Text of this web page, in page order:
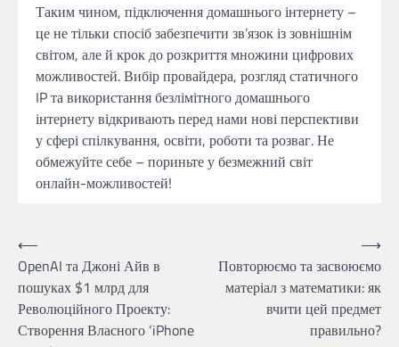
Таким чином, підключення домашнього інтернету –
це не тільки спосіб забезпечити зв’язок із зовнішнім
світом, але й крок до розкриття множини цифрових
можливостей. Вибір провайдера, розгляд статичного
IP та використання безлімітного домашнього
інтернету відкривають перед нами нові перспективи
у сфері спілкування, освіти, роботи та розваг. Не
обмежуйте себе – пориньте у безмежний світ
онлайн-можливостей!
Навігація
записів
⟵
OpenAI та Джоні Айв в
пошуках $1 млрд для
Революційного Проекту:
Створення Власного ‘iPhone
Повторюємо та засвоюємо
матеріал з математики: як
вчити цей предмет
правильно?
⟶